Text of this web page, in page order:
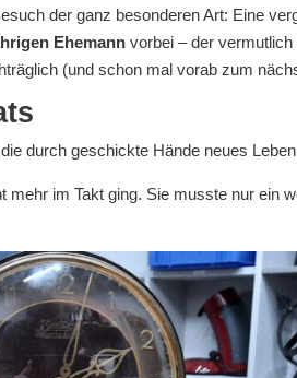
der ganz besonderen Art: Eine
Ehemann vorbei – der
(und schon mal vorab zum
durch geschickte Hände neues
mehr im Takt ging. Sie musste nur ein